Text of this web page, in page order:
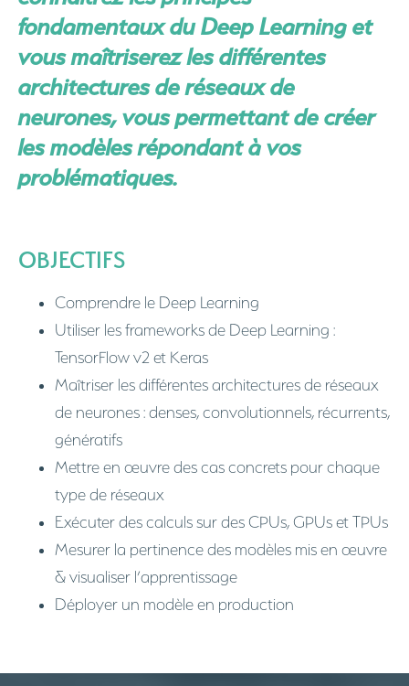
fondamentaux du Deep Learning et
vous maîtriserez les différentes
architectures de réseaux de
neurones, vous permettant de créer
les modèles répondant à vos
problématiques.
OBJECTIFS
Comprendre le Deep Learning
Utiliser les frameworks de Deep Learning :
TensorFlow v2 et Keras
Maîtriser les différentes architectures de réseaux
de neurones : denses, convolutionnels, récurrents,
génératifs
Mettre en œuvre des cas concrets pour chaque
type de réseaux
Exécuter des calculs sur des CPUs, GPUs et TPUs
Mesurer la pertinence des modèles mis en œuvre
& visualiser l’apprentissage
Déployer un modèle en production